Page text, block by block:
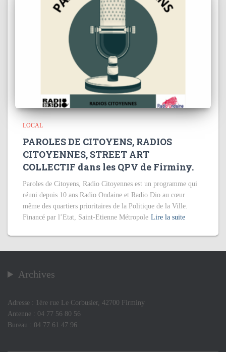
LOCAL
PAROLES DE CITOYENS, RADIOS
CITOYENNES, STREET ART
COLLECTIF dans les QPV de Firminy.
Paroles de Citoyens, Radio Citoyennes est un programme qui
réuni depuis 10 ans Radio Ondaine et Radio Dio au cœur
même des quartiers prioritaires de la Politique de la Ville.
Financé par l’Etat, Saint-Etienne Métropole Lire la suite
Archives
Adresse : 1ère rue Le Corbusier, 42700 Firminy
Antenne : 04 77 56 80 56
Bureau : 04 77 61 47 96